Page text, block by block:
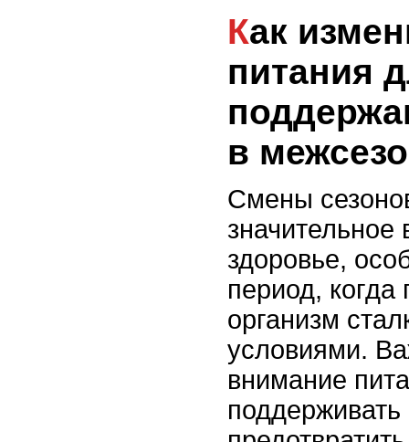
Как изменить рацион
питания
в
Смены
значительное
здоровье,
период, когда
организм
условиями.
внимание